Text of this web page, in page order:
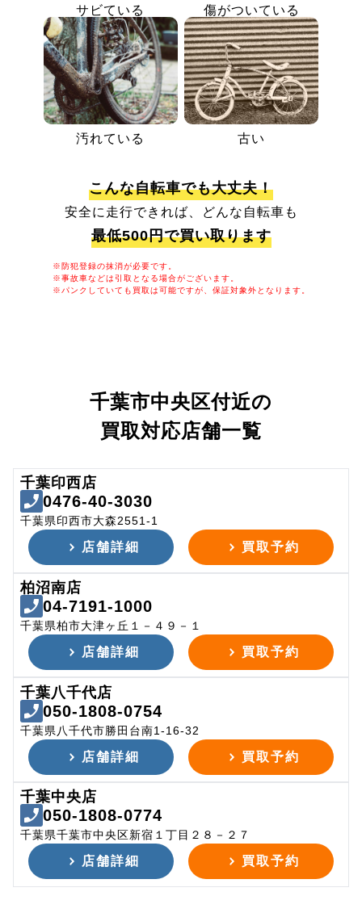
サビている 傷がついている
汚れている 古い
こんな自転車でも大丈夫！
安全に走行できれば、どんな自転車も
最低500円で買い取ります
※防犯登録の抹消が必要です。
※事故車などは引取となる場合がございます。
※パンクしていても買取は可能ですが、保証対象外となります。
千葉市中央区付近の
買取対応店舗一覧
千葉印西店
0476-40-3030
千葉県印西市大森2551-1
店舗詳細 買取予約
柏沼南店
04-7191-1000
千葉県柏市大津ヶ丘１－４９－１
店舗詳細 買取予約
千葉八千代店
050-1808-0754
千葉県八千代市勝田台南1-16-32
店舗詳細 買取予約
千葉中央店
050-1808-0774
千葉県千葉市中央区新宿１丁目２８－２７
店舗詳細 買取予約